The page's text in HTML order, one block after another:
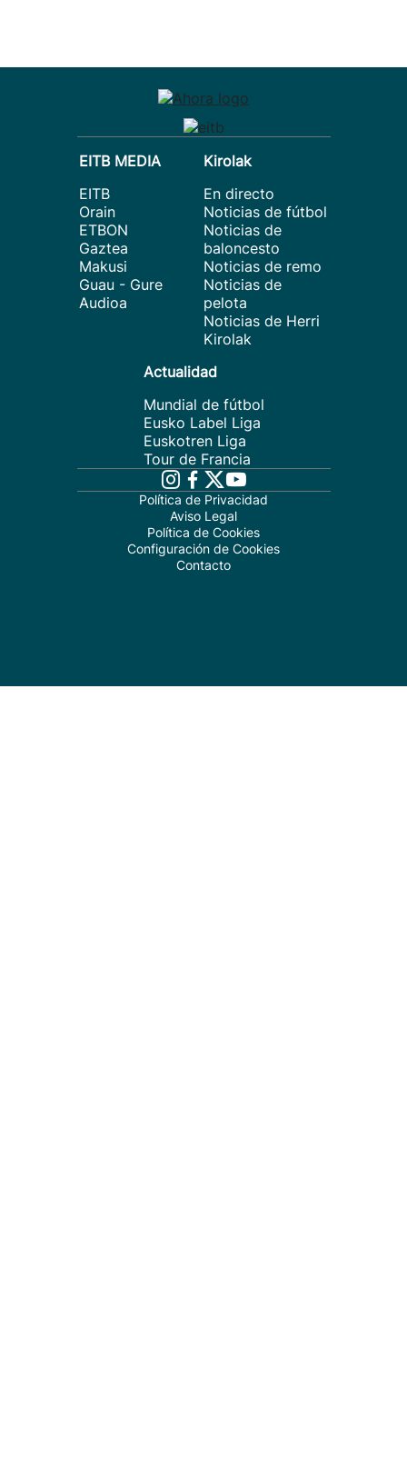
EITB MEDIA
EITB
Orain
ETBON
Gaztea
Makusi
Guau - Gure
Audioa
Kirolak
En directo
Noticias de fútbol
Noticias de
baloncesto
Noticias de remo
Noticias de
pelota
Noticias de Herri
Kirolak
Actualidad
Mundial de fútbol
Eusko Label Liga
Euskotren Liga
Tour de Francia
Política de Privacidad
Aviso Legal
Política de Cookies
Configuración de Cookies
Contacto